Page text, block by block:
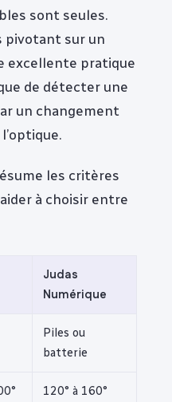
sont seules.
pivotant sur un
excellente pratique
de détecter une
un changement
les critères
à choisir entre
Judas
Numérique
Piles ou
batterie
120° à 160°